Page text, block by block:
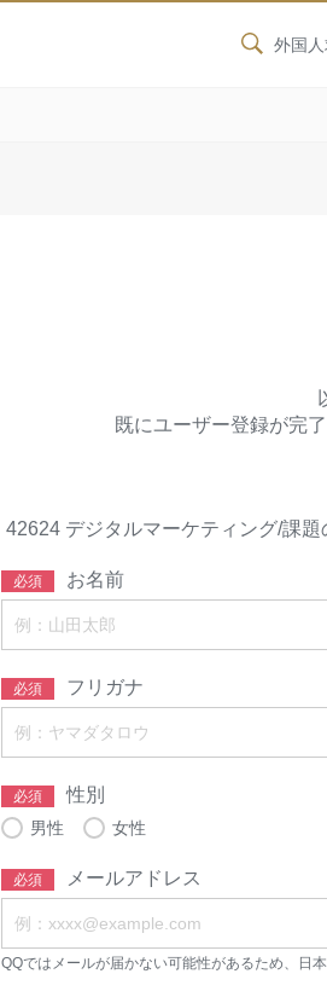
外国
既にユーザー登録が完
42624 デジタルマーケティング/課
必須 お名前
必須 フリガナ
必須 性別
男性 女性
必須 メールアドレス
QQではメールが届かない可能性があるため、日